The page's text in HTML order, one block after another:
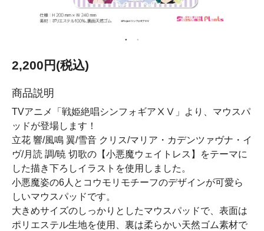
2,200円(税込)
商品説明
TVアニメ「戦姫絶唱シンフォギアⅩⅤ」より、マウスパ
ッドが登場します！
立花 響/風鳴 翼/雪音 クリス/マリア・カデンツァヴナ・イ
ヴ/月読 調/暁 切歌の【小悪魔ウェイトレス】をテーマに
した描き下ろしイラストを使用しました。
小悪魔姿の6人とコウモリモチーフのデザインが可愛ら
しいマウスパッドです。
大きめサイズのしっかりとしたマウスパッドで、表面は
ポリエステル生地を使用、裏は柔らかい天然ゴム素材で